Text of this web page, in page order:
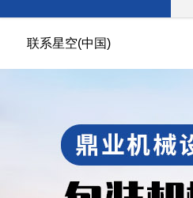
联系星空(中国)